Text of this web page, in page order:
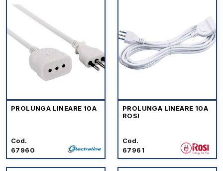
PROLUNGA LINEARE 10A
Cod.
67960
PROLUNGA LINEARE 10A
ROSI
Cod.
67961